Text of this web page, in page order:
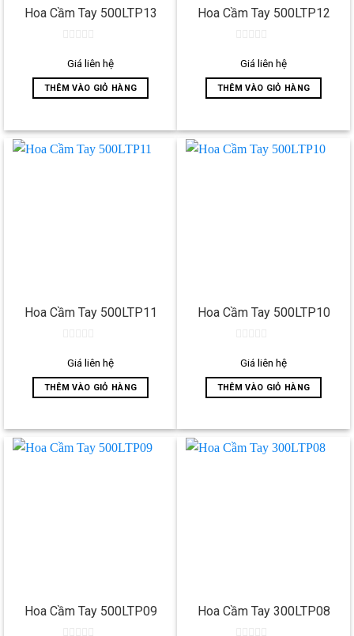
Hoa Cầm Tay 500LTP13
out
5
Giá liên hệ
THÊM VÀO GIỎ HÀNG
Hoa Cầm Tay 500LTP12
out
5
Giá liên hệ
THÊM VÀO GIỎ HÀNG
Hoa Cầm Tay 500LTP11
out
5
Giá liên hệ
THÊM VÀO GIỎ HÀNG
Hoa Cầm Tay 500LTP10
out
5
Giá liên hệ
THÊM VÀO GIỎ HÀNG
Hoa Cầm Tay 500LTP09 Hoa Cầm Tay 300LTP08